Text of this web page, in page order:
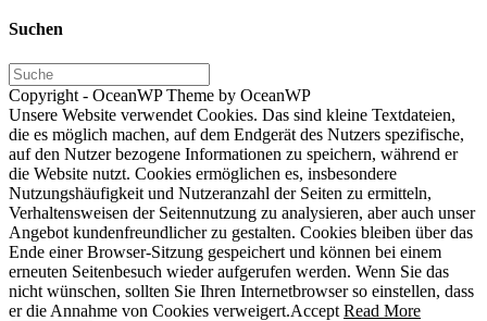
Suchen
Copyright - OceanWP Theme by OceanWP
Unsere Website verwendet Cookies. Das sind kleine Textdateien,
die es möglich machen, auf dem Endgerät des Nutzers spezifische,
auf den Nutzer bezogene Informationen zu speichern, während er
die Website nutzt. Cookies ermöglichen es, insbesondere
Nutzungshäufigkeit und Nutzeranzahl der Seiten zu ermitteln,
Verhaltensweisen der Seitennutzung zu analysieren, aber auch unser
Angebot kundenfreundlicher zu gestalten. Cookies bleiben über das
Ende einer Browser-Sitzung gespeichert und können bei einem
erneuten Seitenbesuch wieder aufgerufen werden. Wenn Sie das
nicht wünschen, sollten Sie Ihren Internetbrowser so einstellen, dass
er die Annahme von Cookies verweigert.Accept Read More